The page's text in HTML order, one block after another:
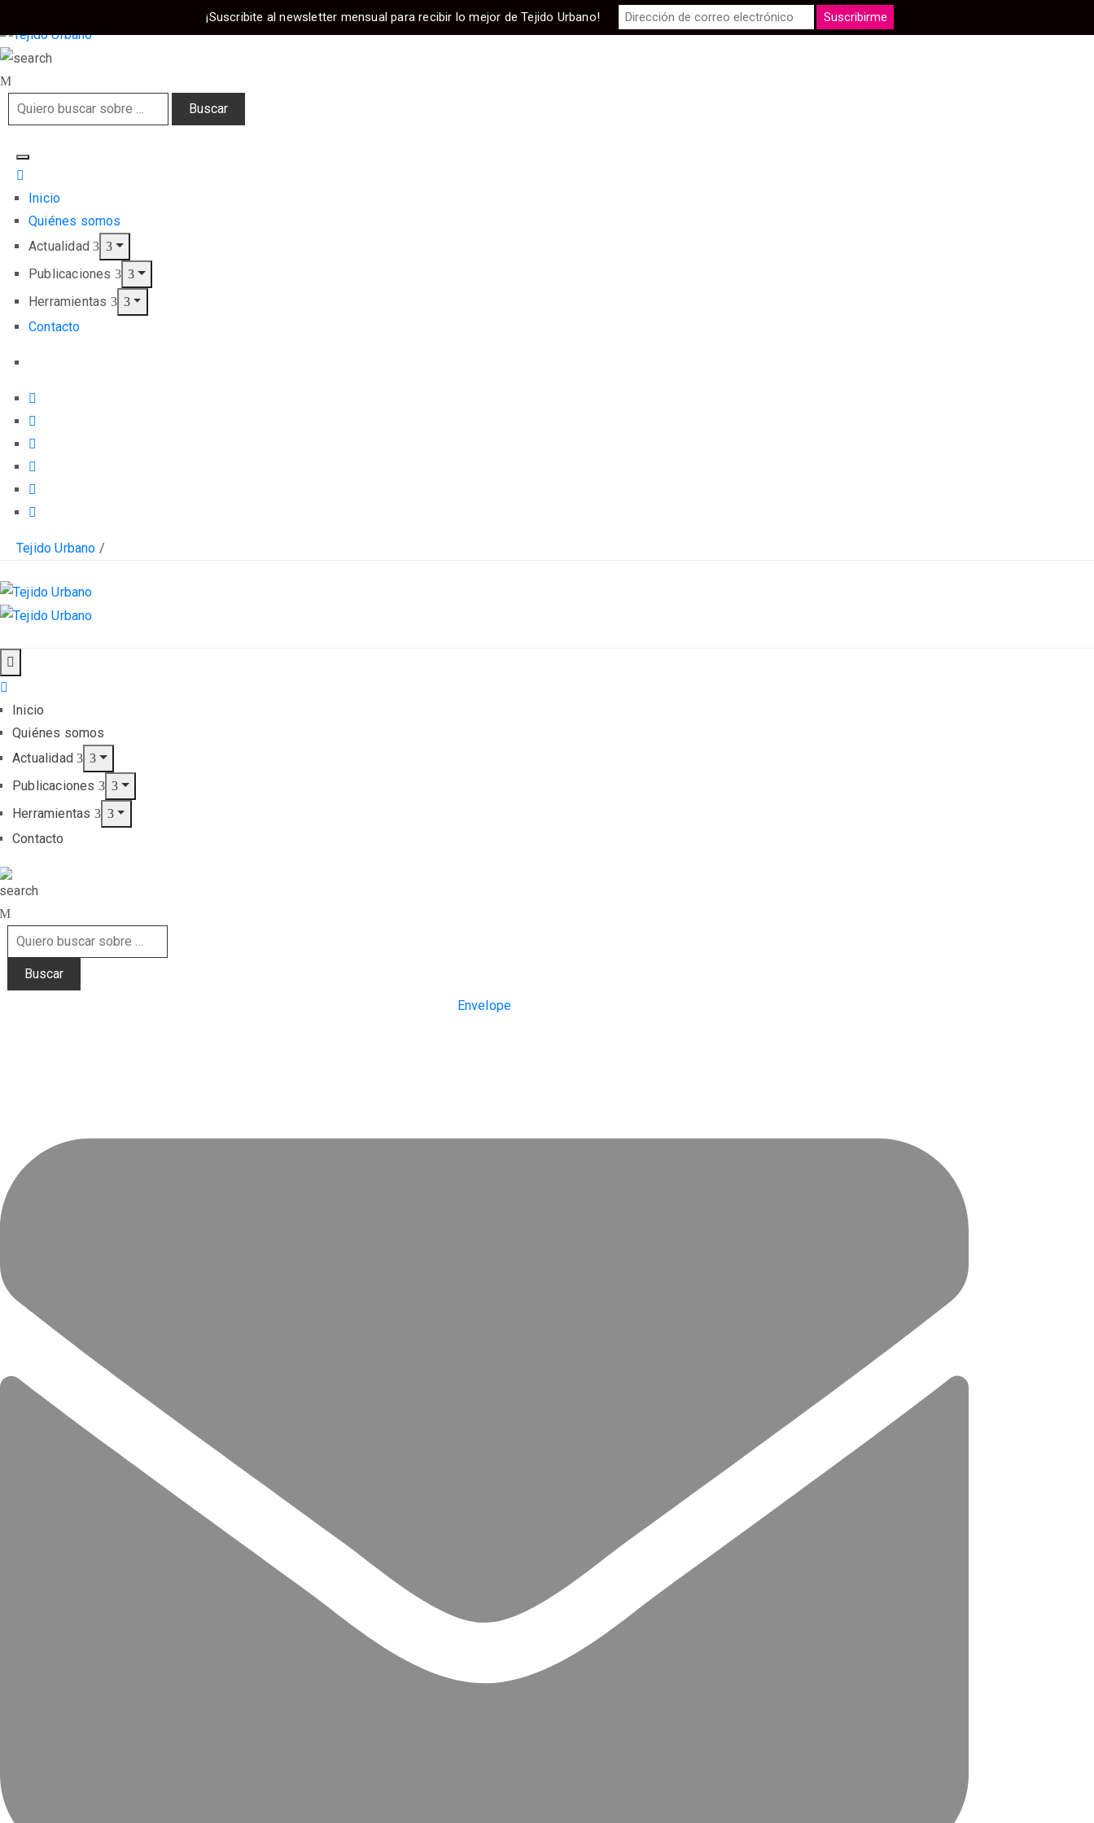
Inicio
Quiénes somos
Actualidad
Publicaciones
Herramientas
Contacto
Tejido Urbano /
Inicio
Quiénes somos
Actualidad
Publicaciones
Herramientas
Contacto
Envelope
¡Suscribite al newsletter mensual para recibir lo mejor de Tejido Urbano!